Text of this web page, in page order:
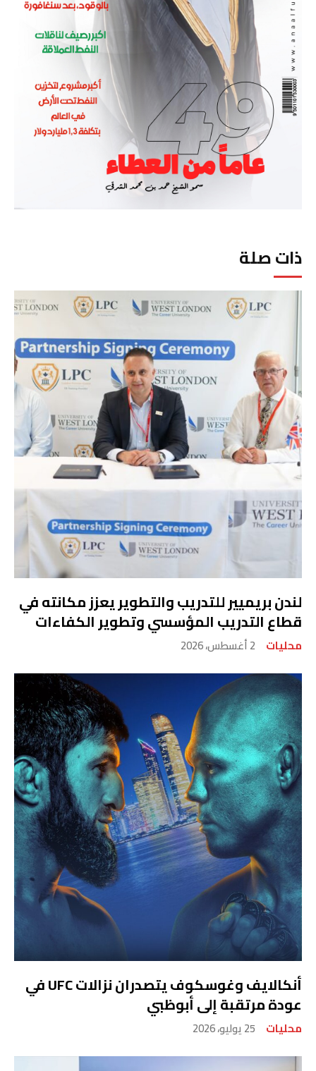
ذات صلة
لندن بريميير للتدريب والتطوير يعزز مكانته في
قطاع التدريب المؤسسي وتطوير الكفاءات
محليات 2 أغسطس، 2026
أنكالايف وغوسكوف يتصدران نزالات UFC في
عودة مرتقبة إلى أبوظبي
محليات 25 يوليو، 2026